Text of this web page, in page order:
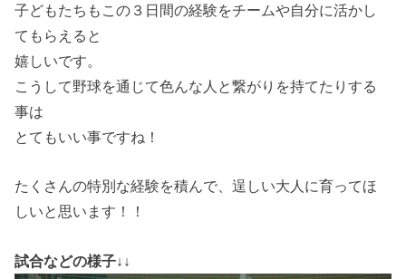
子どもたちもこの３日間の経験をチームや自分に活かし
てもらえると
嬉しいです。
こうして野球を通じて色んな人と繋がりを持てたりする
事は
とてもいい事ですね！
たくさんの特別な経験を積んで、逞しい大人に育ってほ
しいと思います！！
試合などの様子↓↓